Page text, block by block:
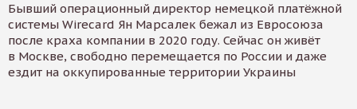
Бывший операционный директор немецкой платёжной
системы Wirecard Ян Марсалек бежал из Евросоюза
после краха компании в 2020 году. Сейчас он живёт
в Москве, свободно перемещается по России и даже
ездит на оккупированные территории Украины